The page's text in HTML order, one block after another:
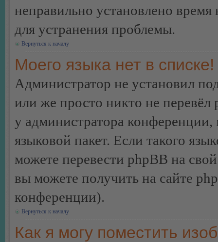
неправильно установлено
для устранения проблемы.
Вернуться к началу
Моего языка нет в списке!
Администратор не установил
или же просто никто не
у администратора
языковой пакет. Если такого
можете перевести phpBB на
вы можете получить на сайте
конференции).
Вернуться к началу
Как я могу поместить